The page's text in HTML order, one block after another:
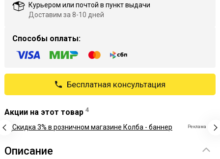
Курьером или почтой в пункт выдачи
Доставим за 8-10 дней
Способы оплаты:
Бесплатная консультация
Акции на этот товар 4
Реклама
Описание